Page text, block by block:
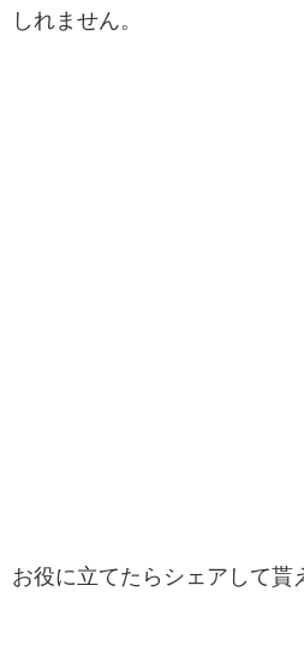
しれません。
お役に立てたらシェアして貰